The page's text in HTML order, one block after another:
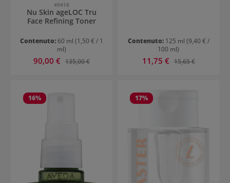
49418
Nu Skin ageLOC Tru
Face Refining Toner
Contenuto: 60 ml (1,50 € / 1
ml)
Prezzo di vendita:
90,00 € Prezzo normale:
135,00 €
Contenuto: 125 ml (9,40 € /
100 ml)
Prezzo di vendita:
11,75 € Prezzo normale:
15,65 €
16% 17%